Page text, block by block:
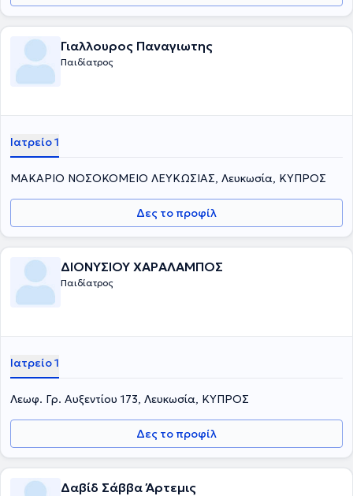
Γιαλλουρος Παναγιωτης
Παιδίατρος
Ιατρείο 1
ΜΑΚΑΡΙΟ ΝΟΣΟΚΟΜΕΙΟ ΛΕΥΚΩΣΙΑΣ, Λευκωσία, ΚΥΠΡΟΣ
Δες το προφίλ
ΔΙΟΝΥΣΙΟΥ ΧΑΡΑΛΑΜΠΟΣ
Παιδίατρος
Ιατρείο 1
Λεωφ. Γρ. Αυξεντίου 173, Λευκωσία, ΚΥΠΡΟΣ
Δες το προφίλ
Δαβίδ Σάββα Άρτεμις